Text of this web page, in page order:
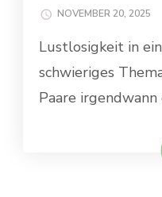
NOVEMBER 20, 2025
Lustlosigkeit in
schwieriges
Paare